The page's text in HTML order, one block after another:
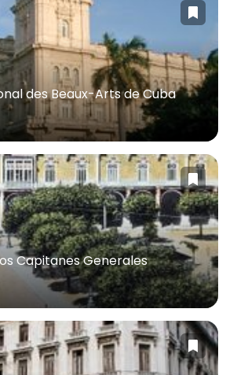
des Beaux-Arts de Cuba
Capitanes Generales